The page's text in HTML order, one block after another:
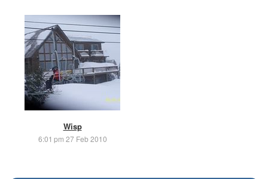
Wisp
6:01 pm 27 Feb 2010